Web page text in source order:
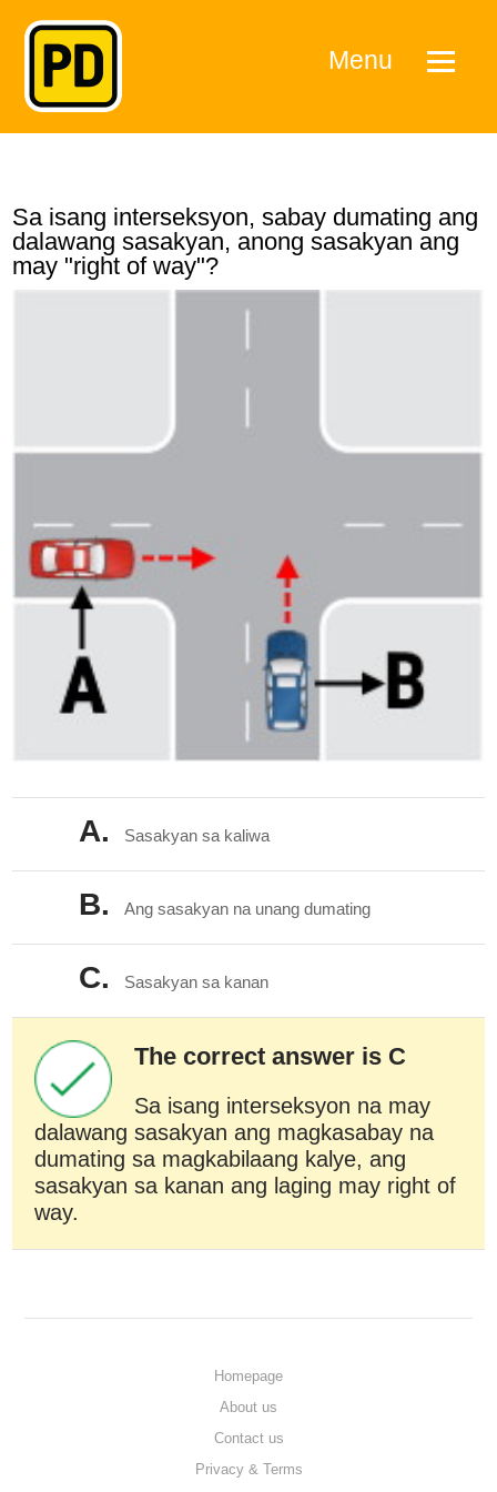
Menu
Sa isang interseksyon, sabay dumating ang
dalawang sasakyan, anong sasakyan ang
may "right of way"?
A. Sasakyan sa kaliwa
B. Ang sasakyan na unang dumating
C. Sasakyan sa kanan
The correct answer is C
Sa isang interseksyon na may
dalawang sasakyan ang magkasabay na
dumating sa magkabilaang kalye, ang
sasakyan sa kanan ang laging may right of
way.
Homepage
About us
Contact us
Privacy & Terms